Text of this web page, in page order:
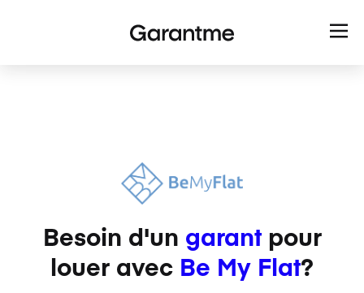
Besoin d'un garantpour
louer avec Be My Flat?